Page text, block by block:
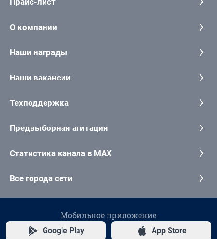
О компании
Наши награды
Наши вакансии
Техподдержка
Предвыборная агитация
Статистика канала в MAX
Все города сети
Мобильное приложение
Google Play App Store